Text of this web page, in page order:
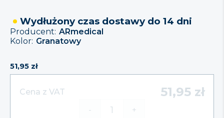
51,95 zł
Wydłużony czas dostawy do 14 dni
Producent: ARmedical
Kolor: Granatowy
Cena z VAT 51,95 zł
- +